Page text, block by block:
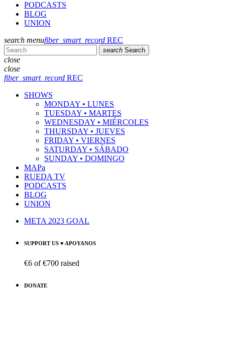
PODCASTS
BLOG
UNION
search menufiber_smart_record REC
search Search
close
close
fiber_smart_record REC
SHOWS
MONDAY • LUNES
TUESDAY • MARTES
WEDNESDAY • MIÉRCOLES
THURSDAY • JUEVES
FRIDAY • VIERNES
SATURDAY • SÁBADO
SUNDAY • DOMINGO
MAPa
RUEDA TV
PODCASTS
BLOG
UNION
META 2023 GOAL
SUPPORT US ♥ APOYANOS
€6 of€700 raised
DONATE